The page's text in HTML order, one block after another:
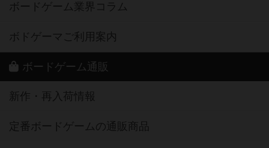
ボードゲーム業界コラム
ボドゲーマご利用案内
ボードゲーム通販
新作・再入荷情報
定番ボードゲームの通販商品